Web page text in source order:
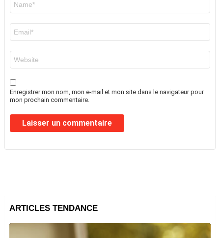
mail
*
web
Enregistrer mon nom, mon e-mail et mon site dans le navigateur pour
mon prochain commentaire.
ARTICLES TENDANCE